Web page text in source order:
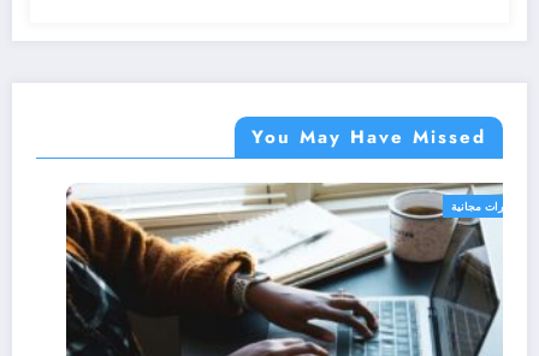
You May Have Missed
دورات مجانية